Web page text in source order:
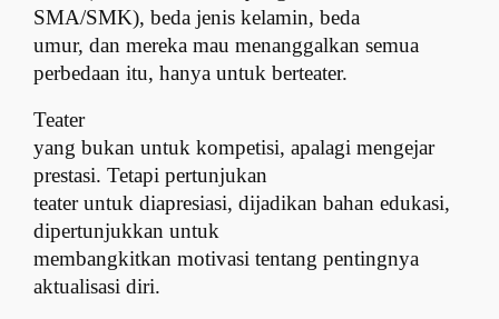
SMA/SMK), beda jenis kelamin, beda
umur, dan mereka mau menanggalkan semua
perbedaan itu, hanya untuk berteater.
Teater
yang bukan untuk kompetisi, apalagi mengejar
prestasi. Tetapi pertunjukan
teater untuk diapresiasi, dijadikan bahan edukasi,
dipertunjukkan untuk
membangkitkan motivasi tentang pentingnya
aktualisasi diri.